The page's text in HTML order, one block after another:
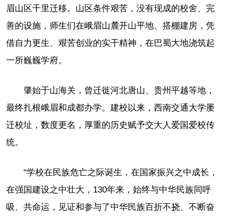
眉山区千里迁移。山区条件艰苦，没有现成的校舍、完
善的设施，师生们在峨眉山麓开山平地、搭棚建房，凭
借自力更生、艰苦创业的实干精神，在巴蜀大地浇筑起
一所巍巍学府。
肇始于山海关，曾迁徙河北唐山、贵州平越等地，
最终扎根峨眉和成都办学。建校以来，西南交通大学屡
迁校址，数度更名，厚重的历史赋予交大人爱国爱校传
统。
“学校在民族危亡之际诞生，在国家振兴之中成长，
在强国建设之中壮大，130年来，始终与中华民族同呼
吸、共命运，见证和参与了中华民族百折不挠、不断奋